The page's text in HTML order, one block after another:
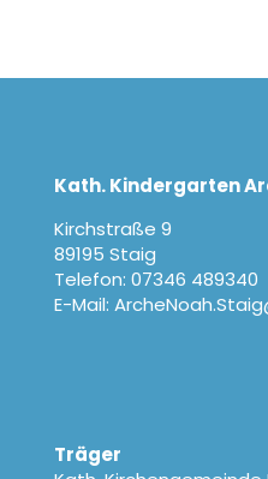
Kath. Kindergarten
Kirchstraße 9
89195 Staig
Telefon: 07346 489340
E-Mail:
Träger